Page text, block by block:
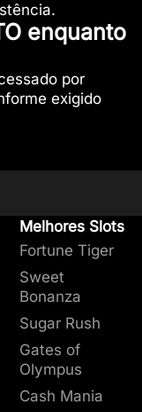
enquanto
por
exigido
Melhores Slots
Fortune Tiger
Sweet
Bonanza
Sugar Rush
Gates of
Olympus
Cash Mania